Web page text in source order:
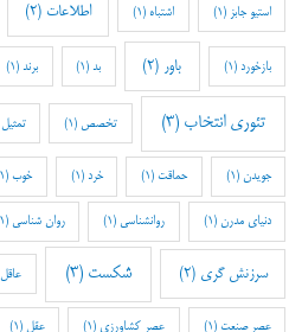
استیو جابز (1) اشتباه (1) اطلاعات (2)
بازخورد (1) باور (2) بد(1) برند (1)
تئوری انتخاب (3) تخصص (1) تمثیل
جویدن (1) حماقت(1) خرد (1) خوب(1)
دنیای مدرن (1) روانشناسی (1) روان شناسی (1)
سرزنش گری (2) شکست (3) عاقل
عصر صنعت (1) عصر کشاورزی(1) عقل (1)